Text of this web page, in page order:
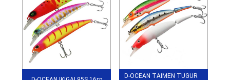
D-OCEAN TAIMEN TUGUR